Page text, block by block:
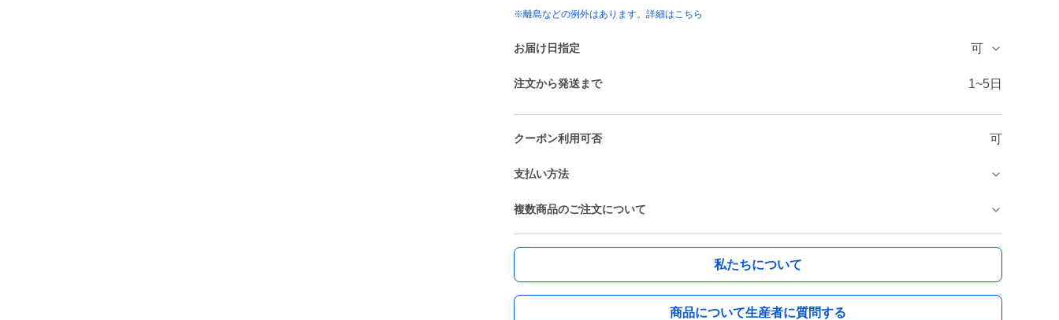
※離島などの例外はあります。詳細はこちら
お届け日指定 可
注文から発送まで 1~5日
クーポン利用可否 可
支払い方法
複数商品のご注文について
私たちについて
商品について生産者に質問する